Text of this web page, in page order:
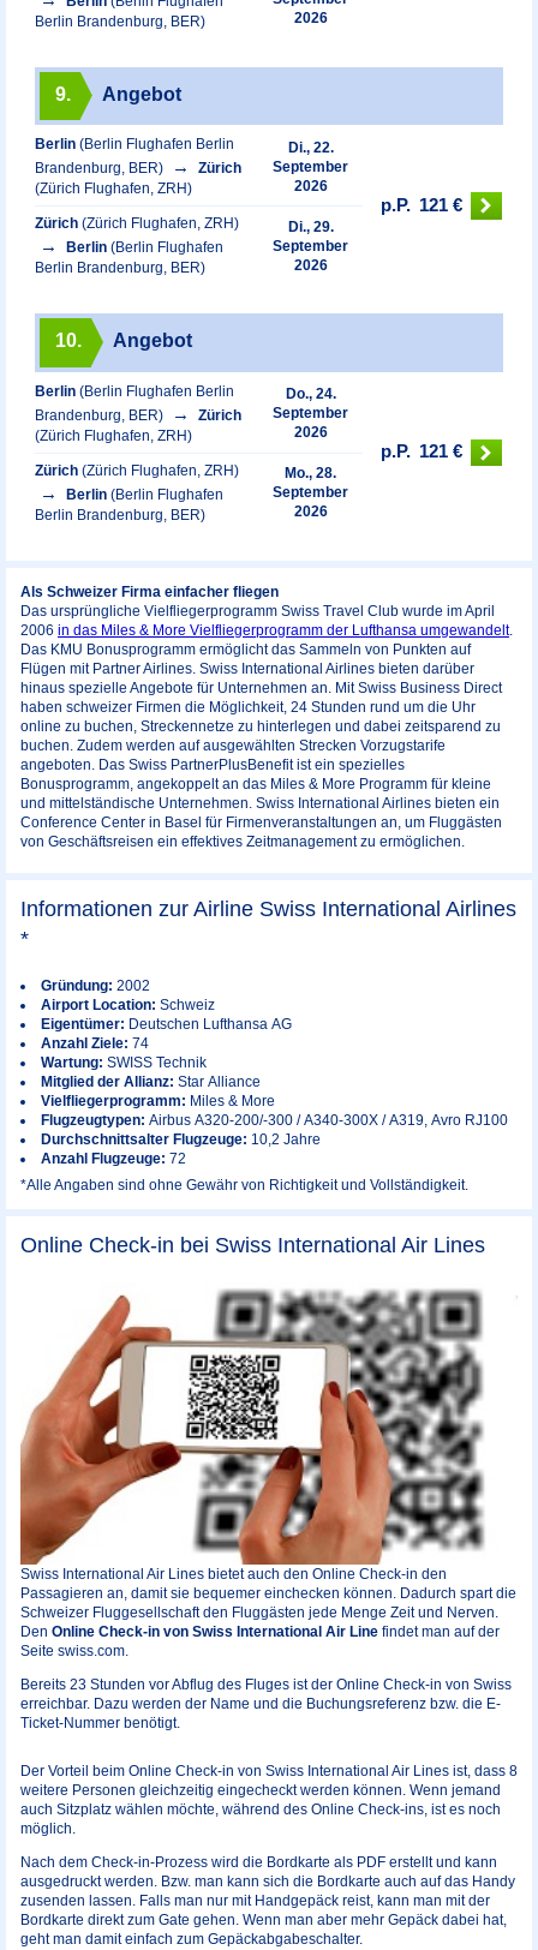
Berlin Brandenburg, BER)
2026
9. Angebot
Berlin (Berlin Flughafen Berlin
Brandenburg, BER)
Zürich
(Zürich Flughafen, ZRH)
Di., 22.
September
2026
Zürich (Zürich Flughafen, ZRH)
Berlin (Berlin Flughafen
Berlin Brandenburg, BER)
Di., 29.
September
2026
p.P. 121 €
10. Angebot
Berlin (Berlin Flughafen Berlin
Brandenburg, BER)
Zürich
(Zürich Flughafen, ZRH)
Do., 24.
September
2026
Zürich (Zürich Flughafen, ZRH)
Berlin (Berlin Flughafen
Berlin Brandenburg, BER)
Mo., 28.
September
2026
p.P. 121 €
Als Schweizer Firma einfacher fliegen
Das ursprüngliche Vielfliegerprogramm Swiss Travel Club wurde im April
2006 in das Miles & More Vielfliegerprogramm der Lufthansa umgewandelt.
Das KMU Bonusprogramm ermöglicht das Sammeln von Punkten auf
Flügen mit Partner Airlines. Swiss International Airlines bieten darüber
hinaus spezielle Angebote für Unternehmen an. Mit Swiss Business Direct
haben schweizer Firmen die Möglichkeit, 24 Stunden rund um die Uhr
online zu buchen, Streckennetze zu hinterlegen und dabei zeitsparend zu
buchen. Zudem werden auf ausgewählten Strecken Vorzugstarife
angeboten. Das Swiss PartnerPlusBenefit ist ein spezielles
Bonusprogramm, angekoppelt an das Miles & More Programm für kleine
und mittelständische Unternehmen. Swiss International Airlines bieten ein
Conference Center in Basel für Firmenveranstaltungen an, um Fluggästen
von Geschäftsreisen ein effektives Zeitmanagement zu ermöglichen.
Informationen zur Airline Swiss International Airlines
*
Gründung: 2002
Airport Location: Schweiz
Eigentümer: Deutschen Lufthansa AG
Anzahl Ziele: 74
Wartung: SWISS Technik
Mitglied der Allianz: Star Alliance
Vielfliegerprogramm: Miles & More
Flugzeugtypen: Airbus A320-200/-300 / A340-300X / A319, Avro RJ100
Durchschnittsalter Flugzeuge: 10,2 Jahre
Anzahl Flugzeuge: 72
*Alle Angaben sind ohne Gewähr von Richtigkeit und Vollständigkeit.
Online Check-in bei Swiss International Air Lines
Swiss International Air Lines bietet auch den Online Check-in den
Passagieren an, damit sie bequemer einchecken können. Dadurch spart die
Schweizer Fluggesellschaft den Fluggästen jede Menge Zeit und Nerven.
Den Online Check-in von Swiss International Air Line findet man auf der
Seite swiss.com.
Bereits 23 Stunden vor Abflug des Fluges ist der Online Check-in von Swiss
erreichbar. Dazu werden der Name und die Buchungsreferenz bzw. die E-
Ticket-Nummer benötigt.
Der Vorteil beim Online Check-in von Swiss International Air Lines ist, dass 8
weitere Personen gleichzeitig eingecheckt werden können. Wenn jemand
auch Sitzplatz wählen möchte, während des Online Check-ins, ist es noch
möglich.
Nach dem Check-in-Prozess wird die Bordkarte als PDF erstellt und kann
ausgedruckt werden. Bzw. man kann sich die Bordkarte auch auf das Handy
zusenden lassen. Falls man nur mit Handgepäck reist, kann man mit der
Bordkarte direkt zum Gate gehen. Wenn man aber mehr Gepäck dabei hat,
geht man damit einfach zum Gepäckabgabeschalter.